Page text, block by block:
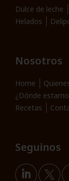
Dulce de leche
Helados
Nosotros
Home
¿Dónde
Recetas
Seguinos